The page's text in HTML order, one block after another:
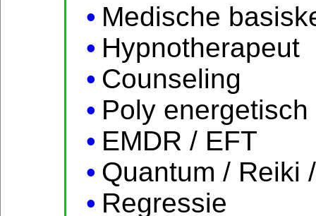
Medische
Hypnotherapeut
Counseling
Poly
EMDR / EFT
Quantum / Reiki
Regressie